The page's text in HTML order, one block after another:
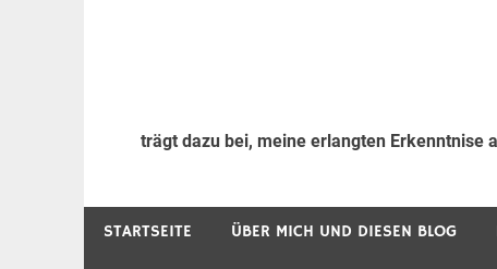
trägt dazu bei, meine erlangten Erkenntnise
STARTSEITE ÜBER MICH UND DIESEN BLOG